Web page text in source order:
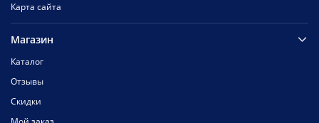
Карта сайта
Магазин
Каталог
Отзывы
Скидки